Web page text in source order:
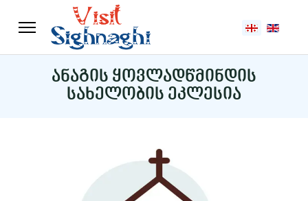
აირჩიეთ ენა
ანაგის ყოვლადწმინდის
სახელობის ეკლესია